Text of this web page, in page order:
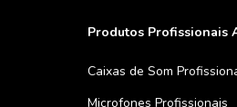
Produtos Profissionais
Caixas de Som
Microfones Profissionais